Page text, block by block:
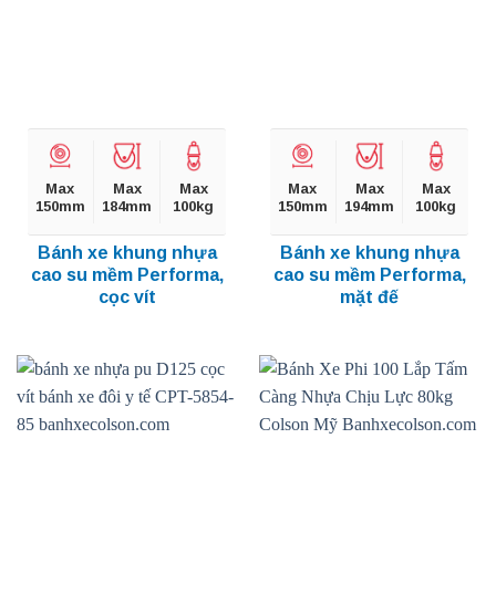
Max
150mm
Max
184mm
Max
100kg
Bánh xe khung nhựa
cao su mềm Performa,
cọc vít
Max
150mm
Max
194mm
Max
100kg
Bánh xe khung nhựa
cao su mềm Performa,
mặt đế